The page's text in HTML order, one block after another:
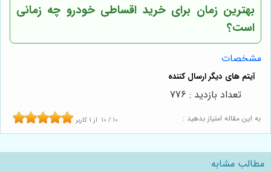
بهترین زمان برای خرید اقساطی خودرو چه زمانی
است؟
مشخصات
به این مقاله امتیاز بدهید : 10 / 10 از 1 کاربر
تعداد بازدید : 776
مطالب مشابه